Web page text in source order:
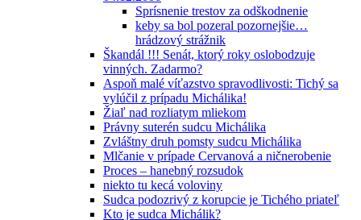
Sprísnenie trestov za odškodnenie
keby sa bol pozeral pozornejšie…
hrádzový strážnik
Škandál !!! Senát, ktorý roky oslobodzuje
vinných. Zadarmo?
Aspoň malé víťazstvo spravodlivosti: Tichý sa
vylúčil z prípadu Michálika!
Žiaľ nad rozliatym mliekom
Právny suterén sudcu Michálika
Zvláštny druh pomsty sudcu Michálika
Mlčanie v prípade Cervanová a ničnerobenie
Proces – hanebný rozsudok
niekto tu kecá voloviny
Sudca podozrivý z korupcie je Tichého priateľ
Kto je sudca Michálik?